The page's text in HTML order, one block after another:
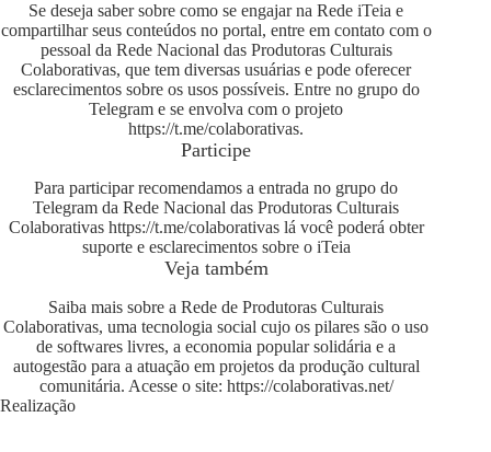
Se deseja saber sobre como se engajar na Rede iTeia e
compartilhar seus conteúdos no portal, entre em contato com o
pessoal da Rede Nacional das Produtoras Culturais
Colaborativas, que tem diversas usuárias e pode oferecer
esclarecimentos sobre os usos possíveis. Entre no grupo do
Telegram e se envolva com o projeto
https://t.me/colaborativas.
Participe
Para participar recomendamos a entrada no grupo do
Telegram da Rede Nacional das Produtoras Culturais
Colaborativas https://t.me/colaborativaslá você poderá obter
suporte e esclarecimentos sobre o iTeia
Veja também
Saiba mais sobre a Rede de Produtoras Culturais
Colaborativas, uma tecnologia social cujo os pilares são o uso
de softwares livres, a economia popular solidária e a
autogestão para a atuação em projetos da produção cultural
comunitária. Acesse o site: https://colaborativas.net/
Realização